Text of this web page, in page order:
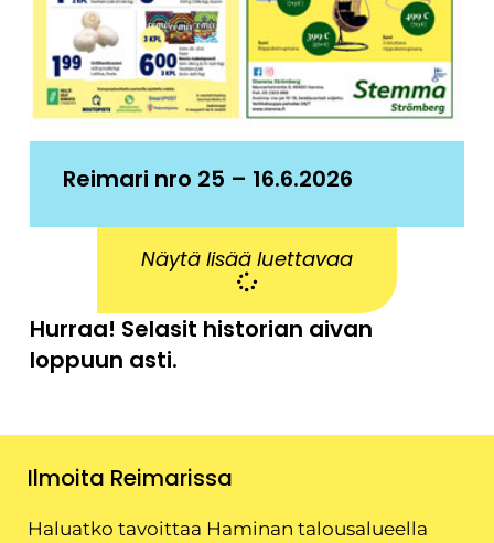
Reimari nro 25 – 16.6.2026
Näytä lisää luettavaa
Hurraa! Selasit historian aivan
loppuun asti.
Ilmoita Reimarissa
Haluatko tavoittaa Haminan talousalueella